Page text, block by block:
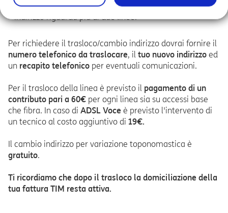
mailTIM191@telecomitalia.it, se il trasloco/cambio
indirizzo riguarda più di due linee.
Per richiedere il trasloco/cambio indirizzo dovrai fornire il
numero telefonico da traslocare, il tuo nuovo indirizzo ed
un recapito telefonico per eventuali comunicazioni.
Per il trasloco della linea è previsto il pagamento di un
contributo pari a 60€ per ogni linea sia su accessi base
che fibra. In caso di ADSL Voce è previsto l'intervento di
un tecnico al costo aggiuntivo di 19€.
Il cambio indirizzo per variazione toponomastica è
gratuito.
Ti ricordiamo che dopo il trasloco la domiciliazione della
tua fattura TIM resta attiva.